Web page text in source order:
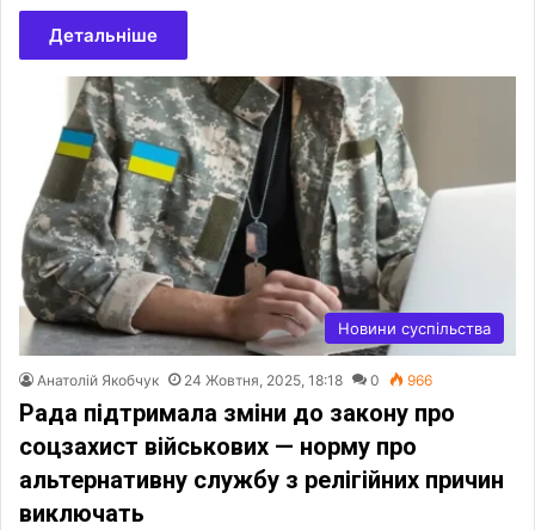
Детальніше
Новини суспільства
Анатолій Якобчук 24 Жовтня, 2025, 18:18 0 966
Рада підтримала зміни до закону про
соцзахист військових — норму про
альтернативну службу з релігійних причин
виключать